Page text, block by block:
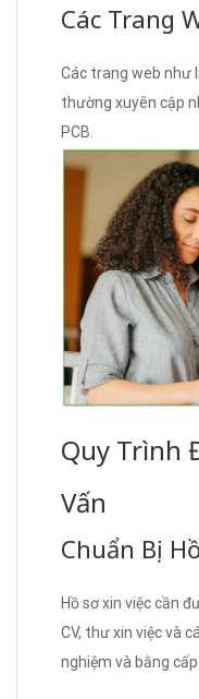
Các Trang
Các trang web như
thường xuyên cập
PCB.
Quy Trình
Vấn
Chuẩn Bị
Hồ sơ xin việc cần
CV, thư xin việc và
nghiệm và bằng cấp.